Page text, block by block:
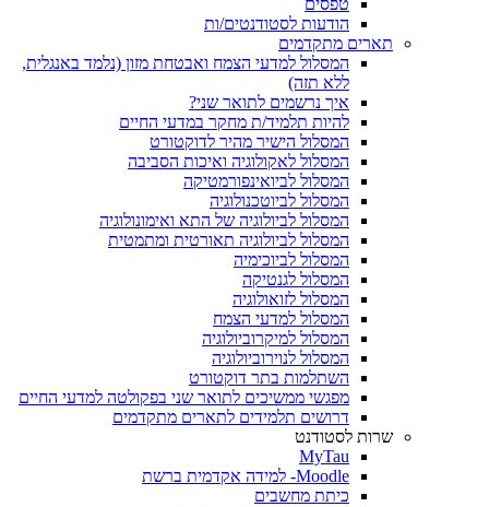
טפסים
הודעות לסטודנטים/ות
תארים מתקדמים
המסלול למדעי הצמח ואבטחת מזון (נלמד באנגלית,
ללא תזה)
איך נרשמים לתואר שני?
להיות תלמיד/ת מחקר במדעי החיים
המסלול הישיר מהיר לדוקטורט
המסלול לאקולוגיה ואיכות הסביבה
המסלול לביואינפורמטיקה
המסלול לביוטכנולוגיה
המסלול לביולוגיה של התא ואימונולוגיה
המסלול לביולוגיה תאורטית ומתמטית
המסלול לביוכימיה
המסלול לגנטיקה
המסלול לזואולוגיה
המסלול למדעי הצמח
המסלול למיקרוביולוגיה
המסלול לנוירוביולוגיה
השתלמות בתר דוקטורט
מפגשי ממשיכים לתואר שני בפקולטה למדעי החיים
דרושים תלמידים לתארים מתקדמים
שרות לסטודנט
MyTau
Moodle- למידה אקדמית ברשת
כיתת מחשבים